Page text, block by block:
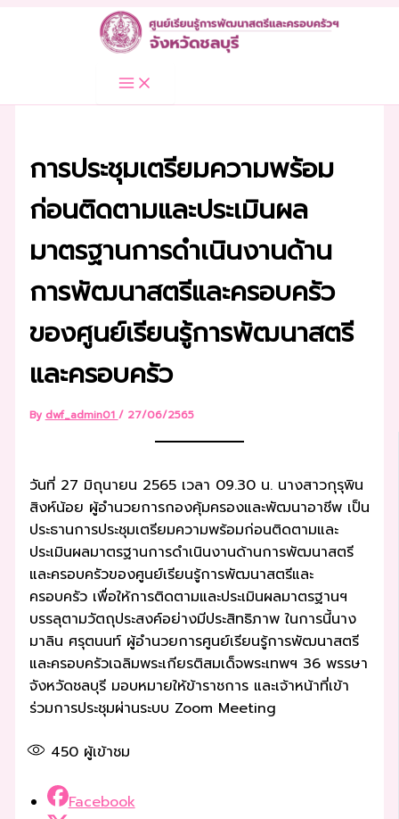
การประชุมเตรียมความพร้อม
ก่อนติดตามและประเมินผล
มาตรฐานการดำเนินงานด้าน
การพัฒนาสตรีและครอบครัว
ของศูนย์เรียนรู้การพัฒนาสตรี
และครอบครัว
By dwf_admin01 / 27/06/2565
วันที่ 27 มิถุนายน 2565 เวลา 09.30 น. นางสาวกุรุพิน
สิงห์น้อย ผู้อำนวยการกองคุ้มครองและพัฒนาอาชีพ เป็น
ประธานการประชุมเตรียมความพร้อมก่อนติดตามและ
ประเมินผลมาตรฐานการดำเนินงานด้านการพัฒนาสตรี
และครอบครัวของศูนย์เรียนรู้การพัฒนาสตรีและ
ครอบครัว เพื่อให้การติดตามและประเมินผลมาตรฐานฯ
บรรลุตามวัตถุประสงค์อย่างมีประสิทธิภาพ ในการนี้นาง
มาลิน ศรุตนนท์ ผู้อำนวยการศูนย์เรียนรู้การพัฒนาสตรี
และครอบครัวเฉลิมพระเกียรติสมเด็จพระเทพฯ 36 พรรษา
จังหวัดชลบุรี มอบหมายให้ข้าราชการ และเจ้าหน้าที่เข้า
ร่วมการประชุมผ่านระบบ Zoom Meeting
450ผู้เข้าชม
Facebook